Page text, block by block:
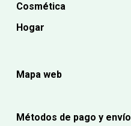
Cosmética
Hogar
Mapa web
Métodos de pago y envío